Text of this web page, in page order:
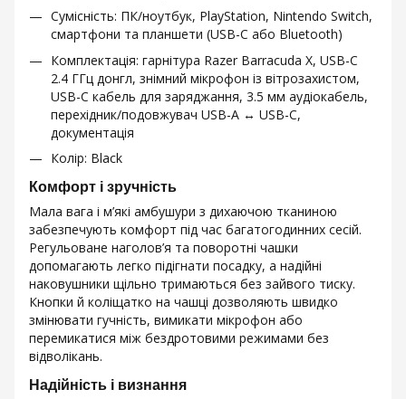
Сумісність: ПК/ноутбук, PlayStation, Nintendo Switch,
смартфони та планшети (USB-C або Bluetooth)
Комплектація: гарнітура Razer Barracuda X, USB-C
2.4 ГГц донгл, знімний мікрофон із вітрозахистом,
USB-C кабель для заряджання, 3.5 мм аудіокабель,
перехідник/подовжувач USB-A ↔ USB-C,
документація
Колір: Black
Комфорт і зручність
Мала вага і м’які амбушури з дихаючою тканиною
забезпечують комфорт під час багатогодинних сесій.
Регульоване наголов’я та поворотні чашки
допомагають легко підігнати посадку, а надійні
наковушники щільно тримаються без зайвого тиску.
Кнопки й коліщатко на чашці дозволяють швидко
змінювати гучність, вимикати мікрофон або
перемикатися між бездротовими режимами без
відволікань.
Надійність і визнання